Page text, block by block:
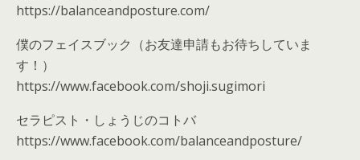
https://balanceandposture.com/
僕のフェイスブック（お友達申請もお待ちしていま
す！）
https://www.facebook.com/shoji.sugimori
セラピスト・しょうじのコトバ
https://www.facebook.com/balanceandposture/